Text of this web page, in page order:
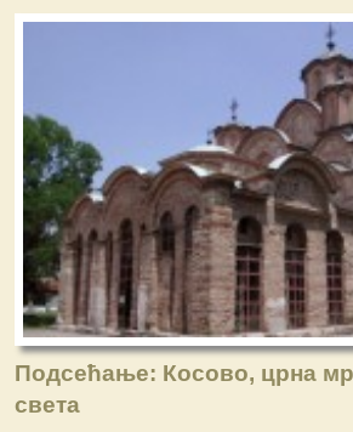
Подсећање: Косово, црна
света